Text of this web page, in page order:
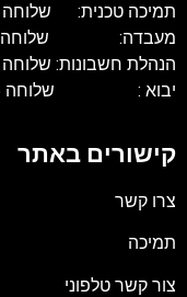
תמיכה טכנית: שלוחה 2
מעבדה: שלוחה 3
הנהלת חשבונות: שלוחה 4
יבוא : שלוחה 5
קישורים באתר
צרו קשר
תמיכה
צור קשר טלפוני